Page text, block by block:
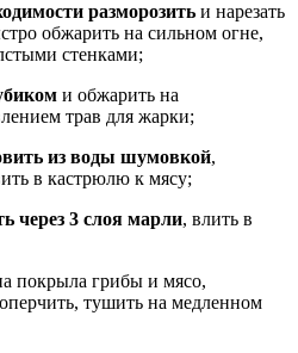
разморозить и нарезать
обжарить на сильном огне,
стенками;
и обжарить на
трав для жарки;
из воды шумовкой,
в кастрюлю к мясу;
через 3 слоя марли, влить в
покрыла грибы и мясо,
тушить на медленном